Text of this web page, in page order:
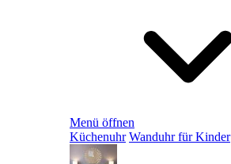
Menü öffnen
Küchenuhr Wanduhr für Kinder